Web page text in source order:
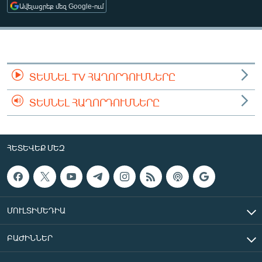
ՄԻՋԱԶԳԱՅԻՆ
ՄՇԱԿՈՒՅԹ
ՄԵԿՆԱԲԱՆՈՒԹՅՈՒՆ
ՏՏ ԵՒ ԻՆՏԵՐՆԵՏ
ԿՈՐՈՆԱՎԻՐՈՒՍ
ԱՐԽԻՎ
ԲԱՆԱՎԵՃ
ՁԳՏԵԼՈՎ ԼԱՎԱԳՈՒՅՆԻՆ
Հայերեն
Ավելացրեք մեզ Google-ում
ՏԵՍՆԵԼ TV ՀԱՂՈՐԴՈՒՄՆԵՐԸ
ՏԵՍՆԵԼ ՀԱՂՈՐԴՈՒՄՆԵՐԸ
ՀԵՏԵՎԵՔ ՄԵԶ
ՄՈՒԼՏԻՄԵԴԻԱ
ԲԱԺԻՆՆԵՐ